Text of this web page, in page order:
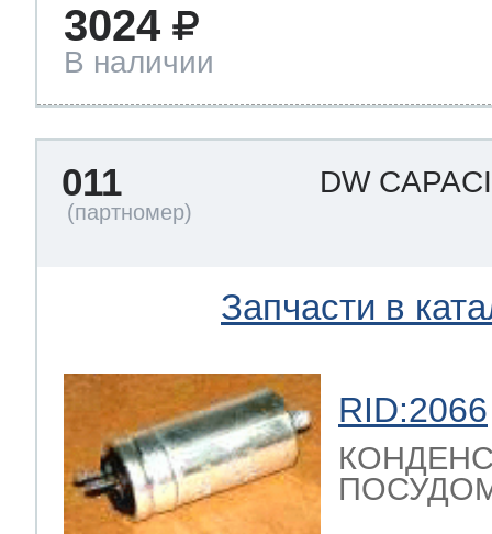
3024
В наличии
011 DW
Запчасти в
RID:2066